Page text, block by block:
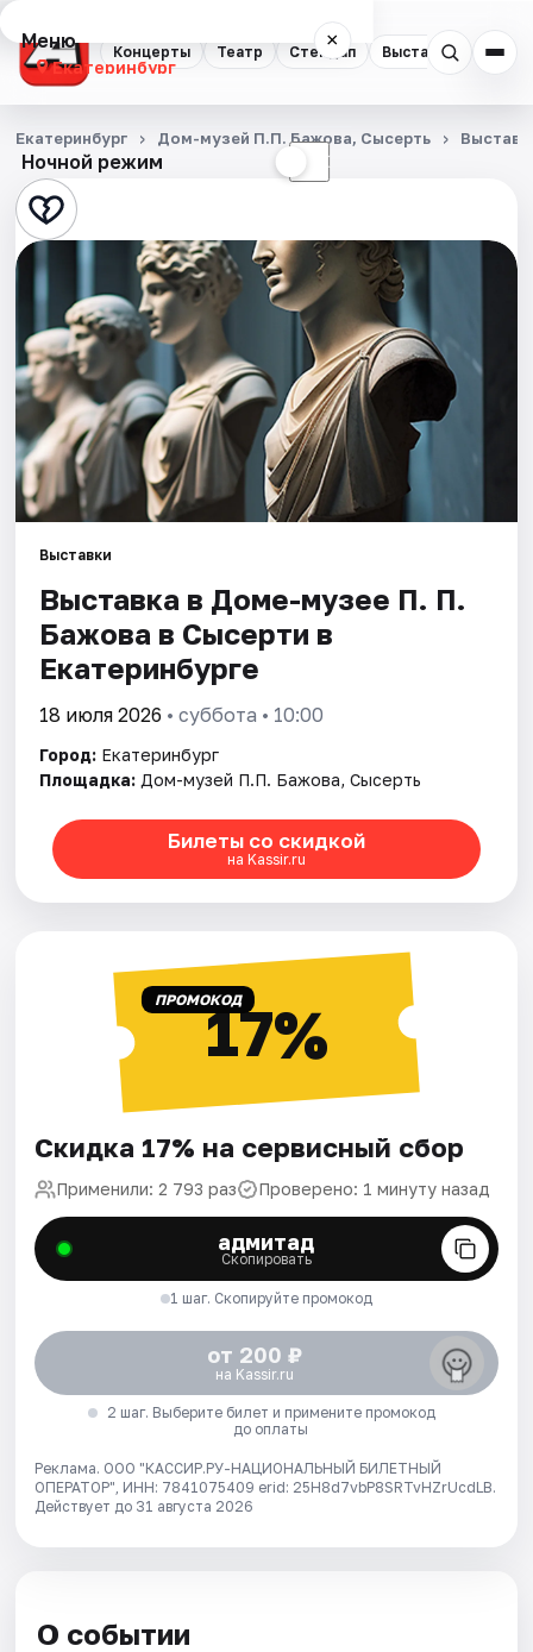
Концерты Театр Стендап Выставки
Меню ×
Екатеринбург
Концерты
Театр
Стендап
Выставки
Квесты
Экскурсии
Спорт
События
Города
Площадки
Артисты
Рейтинги
Ночной режим ☾
Екатеринбург Дом-музей П.П. Бажова, Сысерть
Выставки
Выставка в Доме-музее П. П.
Бажова в Сысерти в
Екатеринбурге
18 июля 2026 • суббота • 10:00
Город: Екатеринбург
Площадка: Дом-музей П.П. Бажова, Сысерть
Билеты со скидкой
на Kassir.ru
ПРОМОКОД17%
Скидка 17% на сервисный сбор
Применили: 2 793 раз Проверено: 1 минуту назад
адмитад
Скопировать
1 шаг. Скопируйте промокод
от 200 ₽
на Kassir.ru
2 шаг. Выберите билет и примените промокод
до оплаты
Реклама. ООО "КАССИР.РУ-НАЦИОНАЛЬНЫЙ БИЛЕТНЫЙ
ОПЕРАТОР", ИНН: 7841075409 erid: 25H8d7vbP8SRTvHZrUcdLB.
Действует до 31 августа 2026
О событии